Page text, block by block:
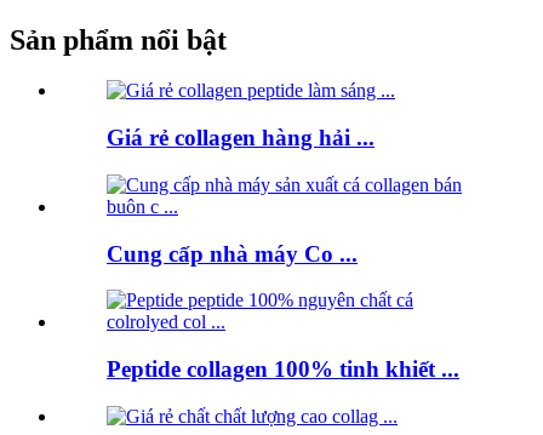
Sản phẩm nổi bật
Giá rẻ collagen hàng hải ...
Cung cấp nhà máy Co ...
Peptide collagen 100% tinh khiết ...